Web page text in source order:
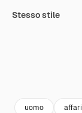
Stesso stile
uomo affari